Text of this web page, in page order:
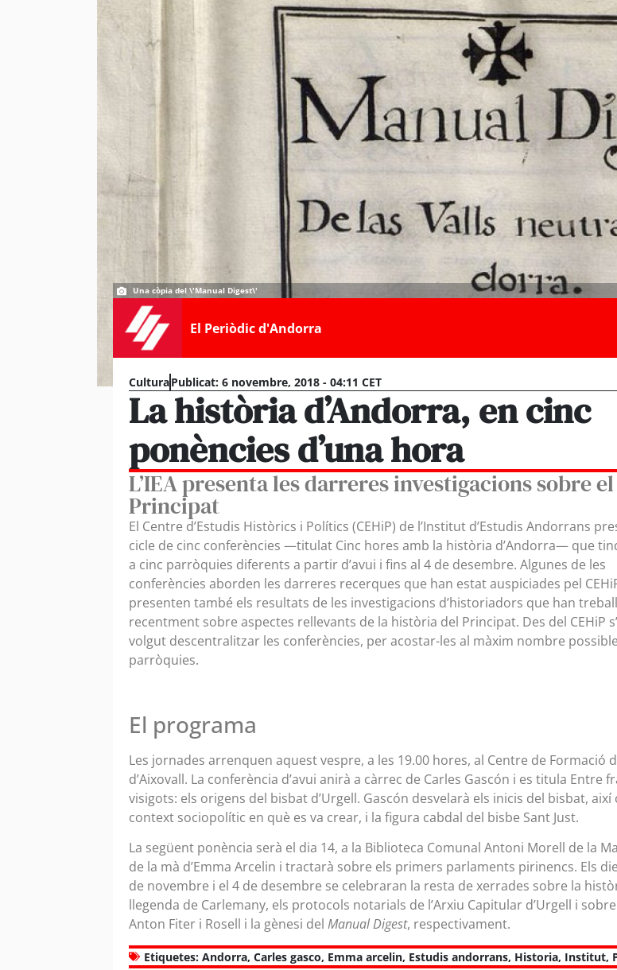
Una còpia del \'Manual Digest\'
El Periòdic d'Andorra
CulturaPublicat: 6 novembre, 2018 - 04:11 CET
La història d’Andorra, en cinc
ponències d’una hora
L’IEA presenta les darreres investigacions sobre el
Principat
El Centre d’Estudis Històrics i Polítics (CEHiP) de l’Institut d’Estudis Andorrans
cicle de cinc conferències —titulat Cinc hores amb la història d’Andorra— que
a cinc parròquies diferents a partir d’avui i fins al 4 de desembre. Algunes de les
conferències aborden les darreres recerques que han estat auspiciades pel
presenten també els resultats de les investigacions d’historiadors que han
recentment sobre aspectes rellevants de la història del Principat. Des del CEHiP
volgut descentralitzar les conferències, per acostar-les al màxim nombre
parròquies.
El programa
Les jornades arrenquen aquest vespre, a les 19.00 hores, al Centre de Formació
d’Aixovall. La conferència d’avui anirà a càrrec de Carles Gascón i es titula Entre
visigots: els origens del bisbat d’Urgell. Gascón desvelarà els inicis del bisbat, així
context sociopolític en què es va crear, i la figura cabdal del bisbe Sant Just.
La següent ponència serà el dia 14, a la Biblioteca Comunal Antoni Morell de la
de la mà d’Emma Arcelin i tractarà sobre els primers parlaments pirinencs. Els
de novembre i el 4 de desembre se celebraran la resta de xerrades sobre la
llegenda de Carlemany, els protocols notarials de l’Arxiu Capitular d’Urgell i
Anton Fiter i Rosell i la gènesi del Manual Digest, respectivament.
Etiquetes: Andorra, Carles gasco, Emma arcelin, Estudis andorrans, Historia, Institut,